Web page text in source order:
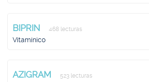
BIPRIN 468 lecturas
Vitamínico
AZIGRAM 523 lecturas